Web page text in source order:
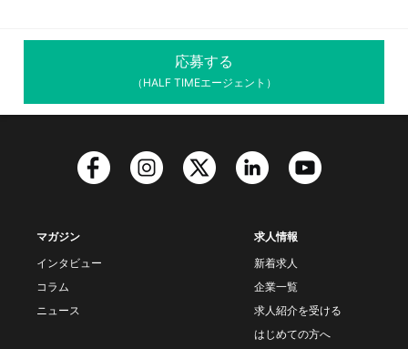
応募する
（HALF TIMEエージェント）
マガジン
インタビュー
コラム
ニュース
求人情報
新着求人
企業一覧
求人紹介を受ける
はじめての方へ